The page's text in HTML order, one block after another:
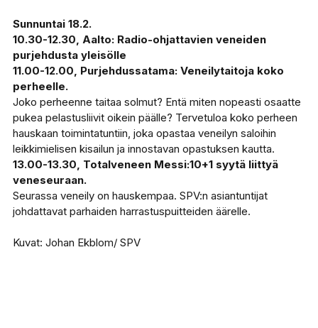
Sunnuntai 18.2.
10.30-12.30, Aalto: Radio-ohjattavien veneiden
purjehdusta yleisölle
11.00-12.00, Purjehdussatama: Veneilytaitoja koko
perheelle.
Joko perheenne taitaa solmut? Entä miten nopeasti osaatte
pukea pelastusliivit oikein päälle? Tervetuloa koko perheen
hauskaan toimintatuntiin, joka opastaa veneilyn saloihin
leikkimielisen kisailun ja innostavan opastuksen kautta.
13.00-13.30, Totalveneen Messi:10+1 syytä liittyä
veneseuraan.
Seurassa veneily on hauskempaa. SPV:n asiantuntijat
johdattavat parhaiden harrastuspuitteiden äärelle.
Kuvat: Johan Ekblom/ SPV